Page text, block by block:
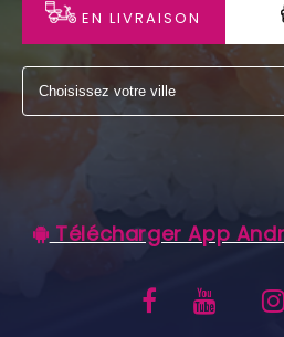
NOTRE RESTAURANT
VOS AVIS
EN LIVRAISON
Télécharger App